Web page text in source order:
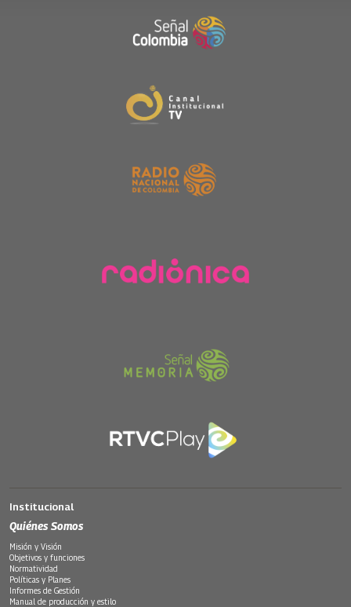
Institucional
Quiénes Somos
Misión y Visión
Objetivos y funciones
Normatividad
Políticas y Planes
Informes de Gestión
Manual de producción y estilo